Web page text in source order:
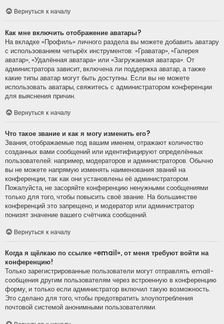
Вернуться к началу
Как мне включить отображение аватары?
На вкладке «Профиль» личного раздела вы можете добавить аватару
с использованием четырёх инструментов: «Граватар», «Галерея
аватар», «Удалённая аватара» или «Загружаемая аватара». От
администратора зависит, включена ли поддержка аватар, а также
какие типы аватар могут быть доступны. Если вы не можете
использовать аватары, свяжитесь с администратором конференции
для выяснения причин.
Вернуться к началу
Что такое звание и как я могу изменить его?
Звания, отображаемые под вашим именем, отражают количество
созданных вами сообщений или идентифицируют определённых
пользователей: например, модераторов и администраторов. Обычно
вы не можете напрямую изменять наименования званий на
конференции, так как они установлены её администратором.
Пожалуйста, не засоряйте конференцию ненужными сообщениями
только для того, чтобы повысить своё звание. На большинстве
конференций это запрещено, и модератор или администратор
понизят значение вашего счётчика сообщений.
Вернуться к началу
Когда я щёлкаю по ссылке «email», от меня требуют войти на
конференцию!
Только зарегистрированные пользователи могут отправлять email-
сообщения другим пользователям через встроенную в конференцию
форму, и только если администратор включил такую возможность.
Это сделано для того, чтобы предотвратить злоупотребления
почтовой системой анонимными пользователями.